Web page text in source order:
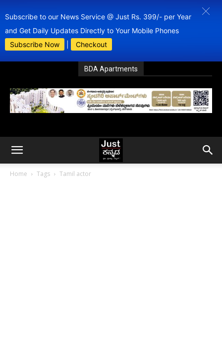
Subscribe to our News Service @ Just Rs. 399/- per Year
and Get Daily Updates Directly to Your Mobile Phones
Subscribe Now
Checkout
BDA Apartments
Home Tags Tamil actor